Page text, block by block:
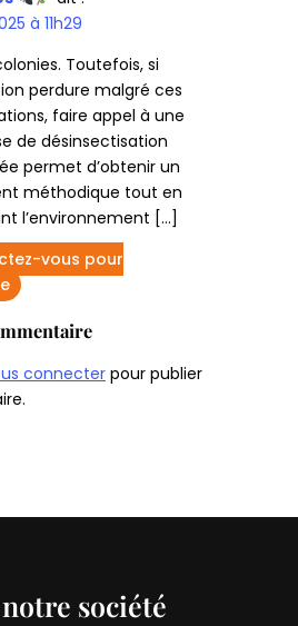
à 11h29
Toutefois, si
perdure malgré ces
faire appel à une
de désinsectisation
permet d’obtenir un
méthodique tout en
l’environnement […]
vous pour
connecter pour publier
société